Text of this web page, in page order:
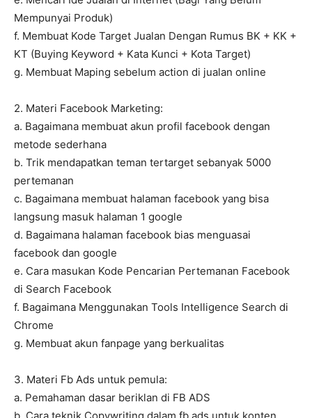
Mempunyai Produk)
f. Membuat Kode Target Jualan Dengan Rumus BK + KK +
KT (Buying Keyword + Kata Kunci + Kota Target)
g. Membuat Maping sebelum action di jualan online
2. Materi Facebook Marketing:
a. Bagaimana membuat akun profil facebook dengan
metode sederhana
b. Trik mendapatkan teman tertarget sebanyak 5000
pertemanan
c. Bagaimana membuat halaman facebook yang bisa
langsung masuk halaman 1 google
d. Bagaimana halaman facebook bias menguasai
facebook dan google
e. Cara masukan Kode Pencarian Pertemanan Facebook
di Search Facebook
f. Bagaimana Menggunakan Tools Intelligence Search di
Chrome
g. Membuat akun fanpage yang berkualitas
3. Materi Fb Ads untuk pemula:
a. Pemahaman dasar beriklan di FB ADS